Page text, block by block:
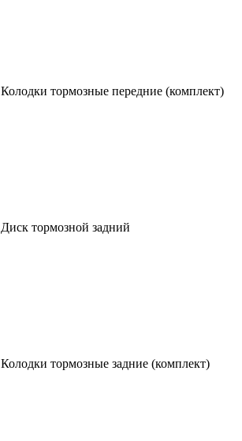
Колодки тормозные передние (комплект)
Диск тормозной задний
Колодки тормозные задние (комплект)